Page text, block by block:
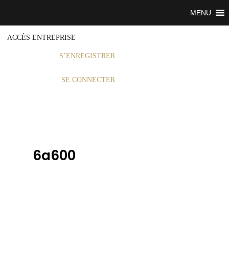
ACCÈS ENTREPRISE
S’ENREGISTRER
SE CONNECTER
MENU
6a600